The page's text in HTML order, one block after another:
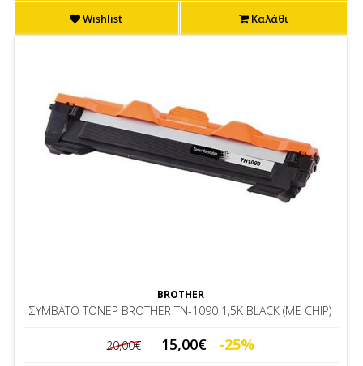
Wishlist Καλάθι
BROTHER
ΣΥΜBΑΤΟ ΤΟΝΕΡ BROTHER ΤΝ-1090 1,5K BLACK (ME CHIP)
20,00€ 15,00€ -25%